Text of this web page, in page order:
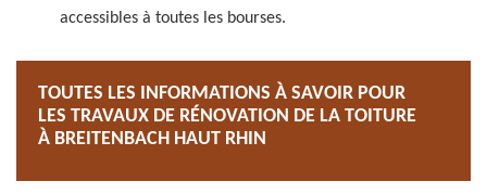
accessibles à toutes les bourses.
TOUTES LES INFORMATIONS À SAVOIR POUR
LES TRAVAUX DE RÉNOVATION DE LA TOITURE
À BREITENBACH HAUT RHIN